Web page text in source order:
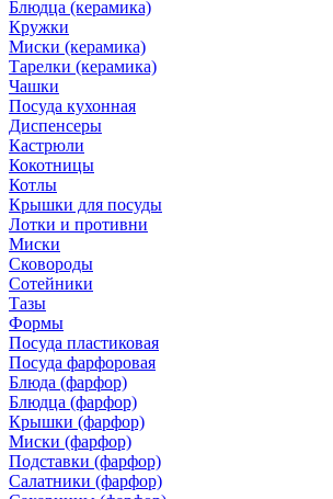
Блюдца (керамика)
Кружки
Миски (керамика)
Тарелки (керамика)
Чашки
Посуда кухонная
Диспенсеры
Кастрюли
Кокотницы
Котлы
Крышки для посуды
Лотки и противни
Миски
Сковороды
Сотейники
Тазы
Формы
Посуда пластиковая
Посуда фарфоровая
Блюда (фарфор)
Блюдца (фарфор)
Крышки (фарфор)
Миски (фарфор)
Подставки (фарфор)
Салатники (фарфор)